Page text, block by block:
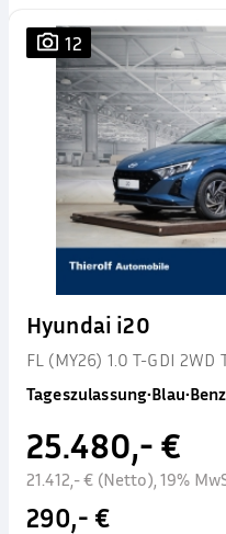
12
Hyundai i20
FL (MY26) 1.0 T-GDI 2WD
Tageszulassung•Blau•
25.480,- €
21.412,- € (Netto), 19%
290,- €